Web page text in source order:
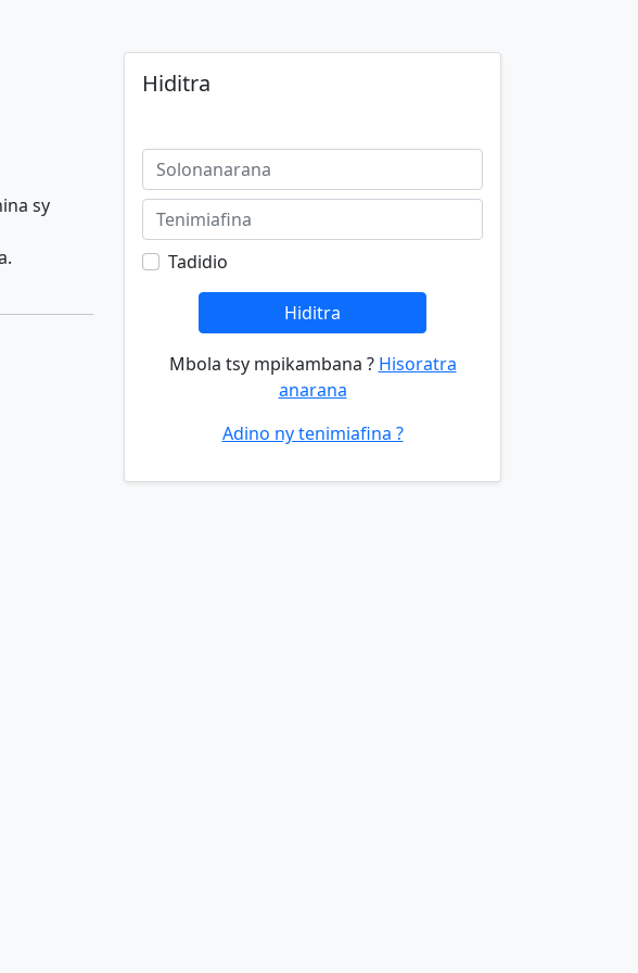
sy
Hiditra
Tadidio
Hiditra
Mbola tsy mpikambana ? Hisoratra
anarana
Adino ny tenimiafina ?